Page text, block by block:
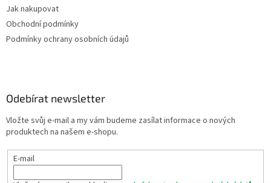
Jak nakupovat
Obchodní podmínky
Podmínky ochrany osobních údajů
Odebírat newsletter
Vložte svůj e-mail a my vám budeme zasílat informace o nových
produktech na našem e-shopu.
E-mail